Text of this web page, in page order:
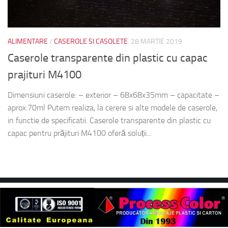
ALIMENTARE / CASEROLE SI CASOLETE 28 MARTIE 2019
Caserole transparente din plastic cu capac
prajituri M4100
Dimensiuni caserole: – exterior – 68x68x35mm – capacitate –
aprox.70ml Putem realiza, la cerere si alte modele de caserole,
in functie de specificatii. Caserole transparente din plastic cu
capac pentru prăjituri M4100 oferă soluții...